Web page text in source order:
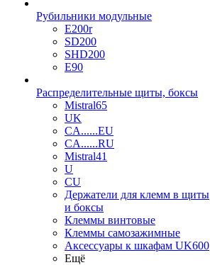
Рубильники модульные
E200r
SD200
SHD200
E90
Распределительные щиты, боксы
Mistral65
UK
CA......EU
CA......RU
Mistral41
U
CU
Держатели для клемм в щиты
и боксы
Клеммы винтовые
Клеммы самозажимные
Аксессуары к шкафам UK600
Ещё